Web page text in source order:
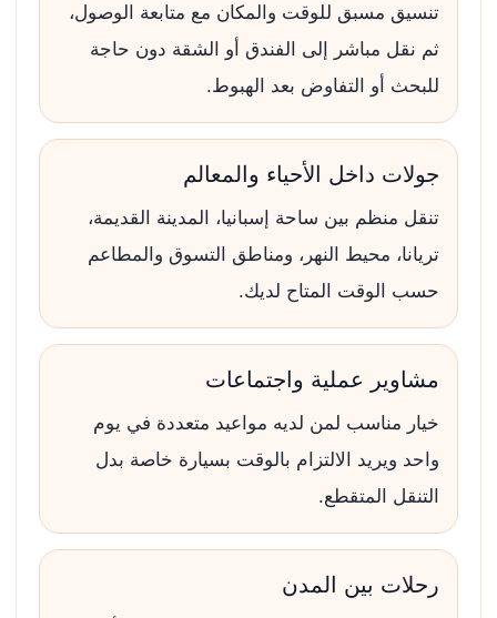
تنسيق مسبق للوقت والمكان مع متابعة الوصول،
ثم نقل مباشر إلى الفندق أو الشقة دون حاجة
للبحث أو التفاوض بعد الهبوط.
جولات داخل الأحياء والمعالم
تنقل منظم بين ساحة إسبانيا، المدينة القديمة،
تريانا، محيط النهر، ومناطق التسوق والمطاعم
حسب الوقت المتاح لديك.
مشاوير عملية واجتماعات
خيار مناسب لمن لديه مواعيد متعددة في يوم
واحد ويريد الالتزام بالوقت بسيارة خاصة بدل
التنقل المتقطع.
رحلات بين المدن